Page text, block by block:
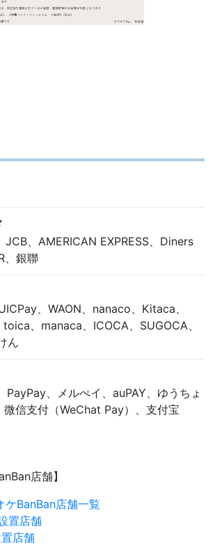
JCB、AMERICAN EXPRESS、Diners
、銀聯
、WAON、nanaco、Kitaca、
、manaca、ICOCA、SUGOCA、
ん
PayPay、メルぺイ、auPAY、ゆうちょ
信支付（WeChat Pay）、支付宝
店舗】
BanBan店舗一覧
置店舗
店舗